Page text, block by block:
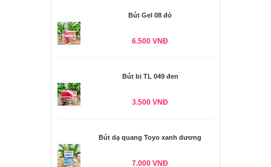
Bút Gel 08 đỏ
6.500 VNĐ
Bút bi TL 049 đen
3.500 VNĐ
Bút dạ quang Toyo xanh dương
7.000 VNĐ